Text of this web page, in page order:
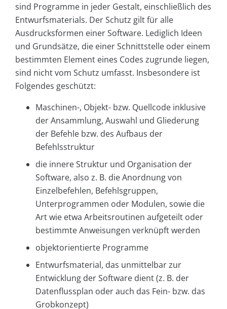
sind Programme in jeder Gestalt, einschließlich des
Entwurfsmaterials. Der Schutz gilt für alle
Ausdrucksformen einer Software. Lediglich Ideen
und Grundsätze, die einer Schnittstelle oder einem
bestimmten Element eines Codes zugrunde liegen,
sind nicht vom Schutz umfasst. Insbesondere ist
Folgendes geschützt:
Maschinen-, Objekt- bzw. Quellcode inklusive
der Ansammlung, Auswahl und Gliederung
der Befehle bzw. des Aufbaus der
Befehlsstruktur
die innere Struktur und Organisation der
Software, also z. B. die Anordnung von
Einzelbefehlen, Befehlsgruppen,
Unterprogrammen oder Modulen, sowie die
Art wie etwa Arbeitsroutinen aufgeteilt oder
bestimmte Anweisungen verknüpft werden
objektorientierte Programme
Entwurfsmaterial, das unmittelbar zur
Entwicklung der Software dient (z. B. der
Datenflussplan oder auch das Fein- bzw. das
Grobkonzept)